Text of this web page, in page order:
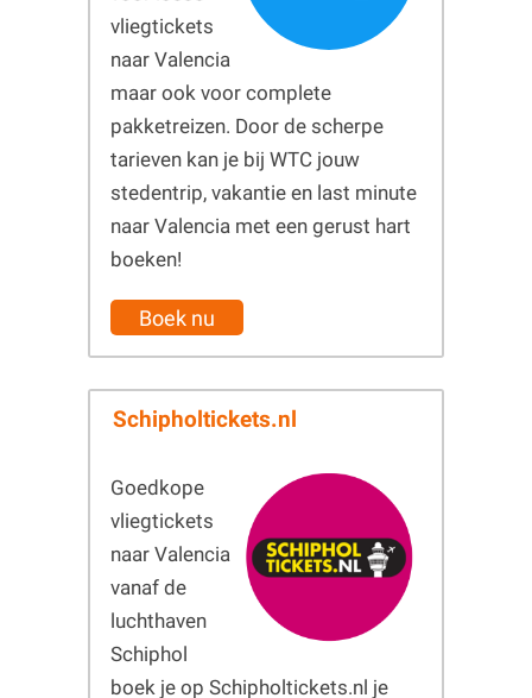
vliegtickets
naar Valencia
maar ook voor complete
pakketreizen. Door de scherpe
tarieven kan je bij WTC jouw
stedentrip, vakantie en last minute
naar Valencia met een gerust hart
boeken!
Boek nu
Schipholtickets.nl
Goedkope
vliegtickets
naar Valencia
vanaf de
luchthaven
Schiphol
boek je op Schipholtickets.nl je